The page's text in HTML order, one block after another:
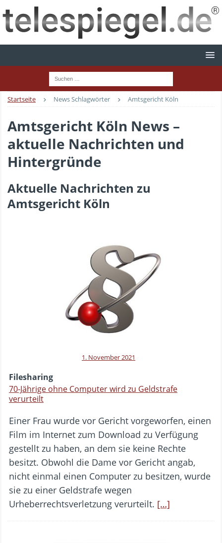
Startseite News Schlagwörter Amtsgericht Köln
Amtsgericht Köln News –
aktuelle Nachrichten und
Hintergründe
Aktuelle Nachrichten zu
Amtsgericht Köln
1. November 2021
Filesharing
70-Jährige ohne Computer wird zu Geldstrafe
verurteilt
Einer Frau wurde vor Gericht vorgeworfen, einen
Film im Internet zum Download zu Verfügung
gestellt zu haben, an dem sie keine Rechte
besitzt. Obwohl die Dame vor Gericht angab,
nicht einmal einen Computer zu besitzen, wurde
sie zu einer Geldstrafe wegen
Urheberrechtsverletzung verurteilt. […]